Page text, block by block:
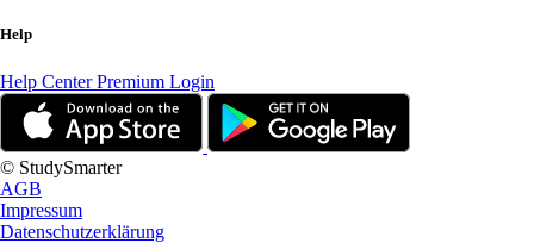
Help
Help CenterPremium Login
© StudySmarter
AGB
Impressum
Datenschutzerklärung